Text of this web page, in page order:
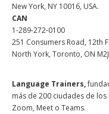
New York, NY 10016, USA.
CAN
1-289-272-0100
251 Consumers Road, 12th
North York, Toronto, ON M2J
Language Trainers,
más de 200 ciudades de los
Zoom, Meet o Teams.